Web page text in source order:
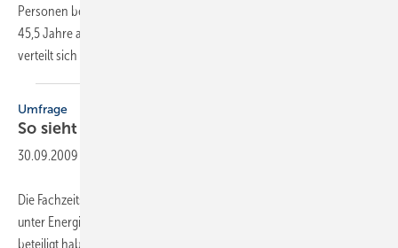
Personen beteiligt haben. Der durchschnittliche Energieberater ist
45,5 Jahre alt und seit 5,33 Jahren in diesem Bereich tätig. Das Alter
verteilt sich von etwa Mitte 20 bis
Umfrage
So sieht der typische Energieberater
30.09.2009
Die Fachzeitschrift Gebäude-Energieberater hat eine Online-Umfrage
unter Energieberatern durchgeführt, an der sich 773 Personen
beteiligt haben. Der durchschnittliche Energieberater ist 45,5 Jahre alt